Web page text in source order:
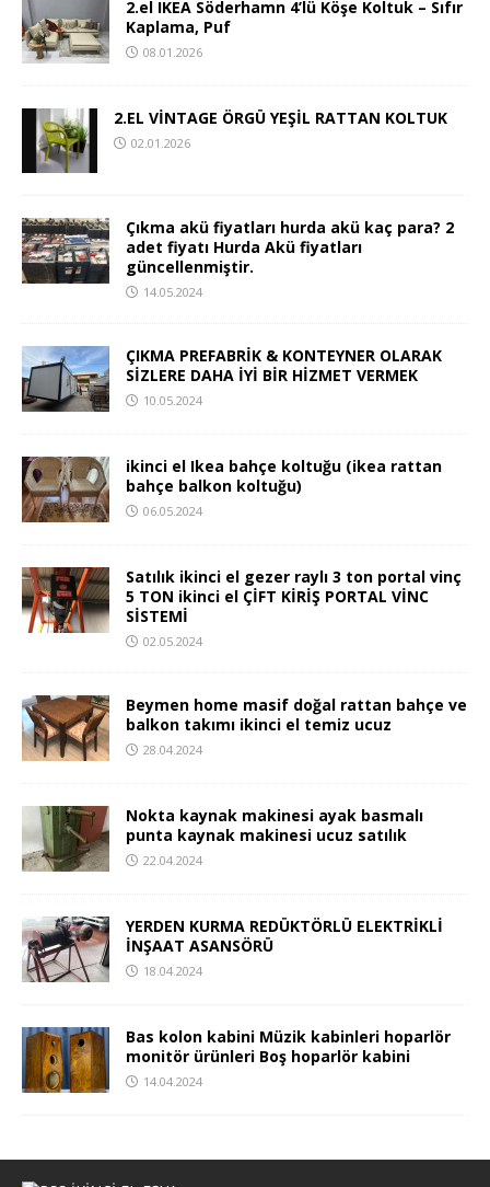
2.el IKEA Söderhamn 4’lü Köşe Koltuk – Sıfır
Kaplama, Puf
08.01.2026
2.EL VİNTAGE ÖRGÜ YEŞİL RATTAN KOLTUK
02.01.2026
Çıkma akü fiyatları hurda akü kaç para? 2
adet fiyatı Hurda Akü fiyatları
güncellenmiştir.
14.05.2024
ÇIKMA PREFABRİK & KONTEYNER OLARAK
SİZLERE DAHA İYİ BİR HİZMET VERMEK
10.05.2024
ikinci el Ikea bahçe koltuğu (ikea rattan
bahçe balkon koltuğu)
06.05.2024
Satılık ikinci el gezer raylı 3 ton portal vinç
5 TON ikinci el ÇİFT KİRİŞ PORTAL VİNC
SİSTEMİ
02.05.2024
Beymen home masif doğal rattan bahçe ve
balkon takımı ikinci el temiz ucuz
28.04.2024
Nokta kaynak makinesi ayak basmalı
punta kaynak makinesi ucuz satılık
22.04.2024
YERDEN KURMA REDÜKTÖRLÜ ELEKTRİKLİ
İNŞAAT ASANSÖRÜ
18.04.2024
Bas kolon kabini Müzik kabinleri hoparlör
monitör ürünleri Boş hoparlör kabini
14.04.2024